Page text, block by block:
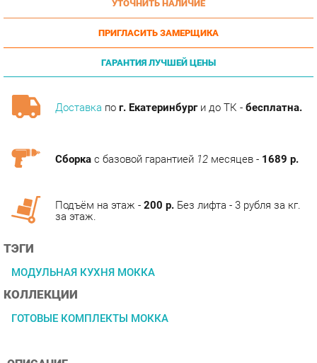
ПРИГЛАСИТЬ ЗАМЕРЩИКА
ГАРАНТИЯ ЛУЧШЕЙ ЦЕНЫ
Доставкапог. Екатеринбурги до ТК -бесплатна.
ТЭГИ
ГОТОВЫЕ КОМПЛЕКТЫ МОККА
ОПИСАНИЕ
эргономикой и функциональностью. Широкое разнообразие